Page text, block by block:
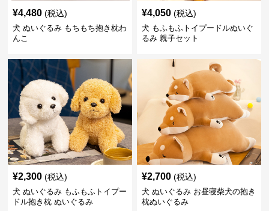
¥4,480 (税込)
犬 ぬいぐるみ もちもち抱き枕わ
んこ
¥4,050 (税込)
犬 もふもふトイプードルぬいぐ
るみ 親子セット
¥2,300 (税込)
犬 ぬいぐるみ もふもふトイプー
ドル抱き枕 ぬいぐるみ
¥2,700 (税込)
犬 ぬいぐるみ お昼寝柴犬の抱き
枕ぬいぐるみ